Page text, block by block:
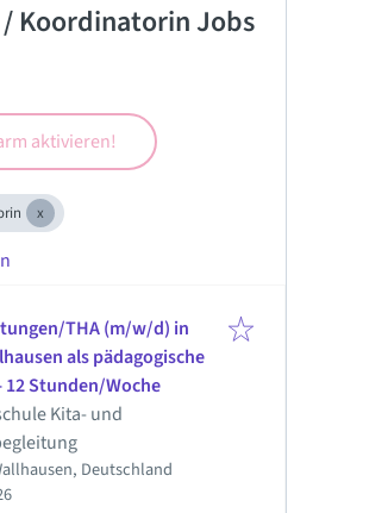
Koordinatorin Jobs
aktivieren!
THA (m/w/d) in
als pädagogische
12 Stunden/Woche
Kita- und
Deutschland